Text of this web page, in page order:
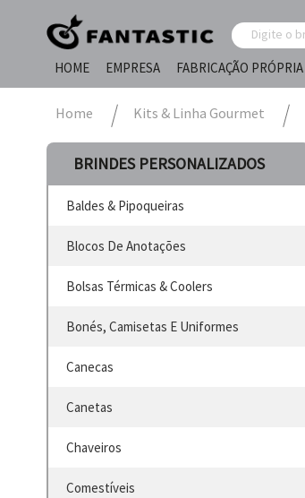
HOME
EMPRESA FABRICAÇÃO PRÓPRIA
Home Kits & Linha Gourmet
BRINDES PERSONALIZADOS
Baldes & Pipoqueiras
Blocos De Anotações
Bolsas Térmicas & Coolers
Bonés, Camisetas E Uniformes
Canecas
Canetas
Chaveiros
Comestíveis